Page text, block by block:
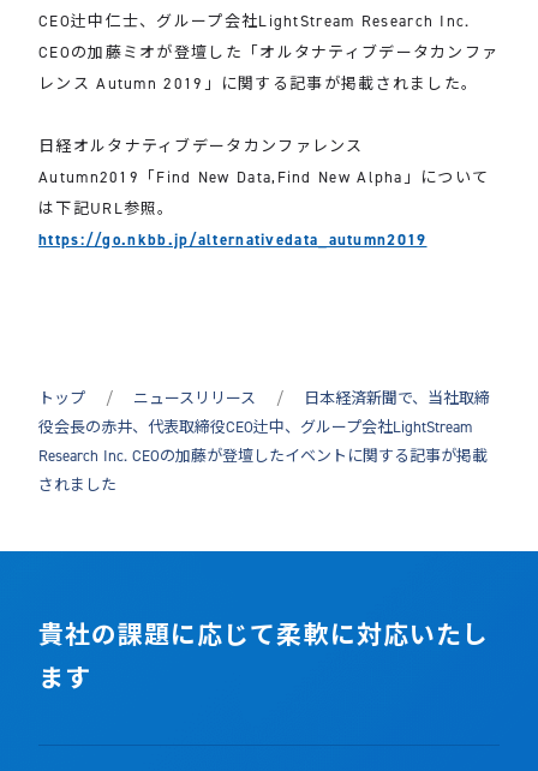
CEO辻中仁士、グループ会社LightStream Research Inc.
CEOの加藤ミオが登壇した「オルタナティブデータカンファ
レンス Autumn 2019」に関する記事が掲載されました。
日経オルタナティブデータカンファレンス
Autumn2019「Find New Data,Find New Alpha」について
は下記URL参照。
https://go.nkbb.jp/alternativedata_autumn2019
トップ ニュースリリース
日本経済新聞で、当社取締
役会長の赤井、代表取締役CEO辻中、グループ会社LightStream
Research Inc. CEOの加藤が登壇したイベントに関する記事が掲載
されました
貴社の課題に応じて柔軟に対応いたし
ます